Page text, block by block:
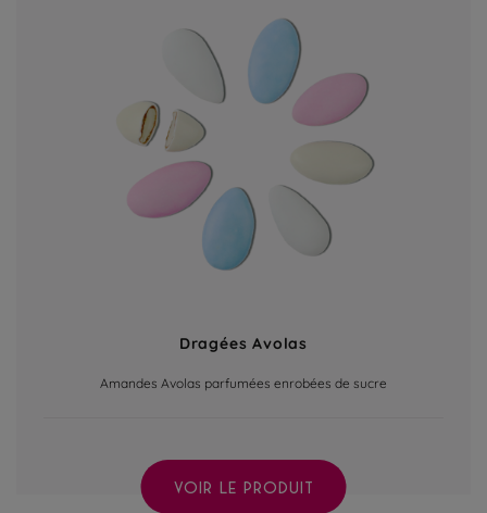
Dragées Avolas
Amandes Avolas parfumées enrobées de sucre
VOIR LE PRODUIT